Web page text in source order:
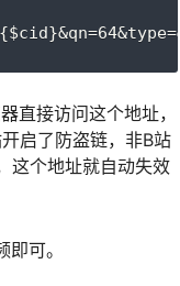
直接访问这个地址，
启了防盗链，非B站
这个地址就自动失效
可。